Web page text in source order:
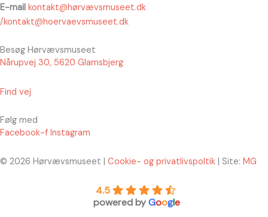
E-mail kontakt@hørvævsmuseet.dk
/kontakt@hoervaevsmuseet.dk
Besøg Hørvævsmuseet
Nårupvej 30, 5620 Glamsbjerg
Find vej
Følg med
Facebook-f Instagram
© 2026 Hørvævsmuseet | Cookie- og privatlivspoltik | Site: MG
4.5
powered byGoogle